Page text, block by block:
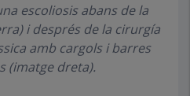
escoliosis abans de la
i després de la cirurgía
amb cargols i barres
(imatge dreta).